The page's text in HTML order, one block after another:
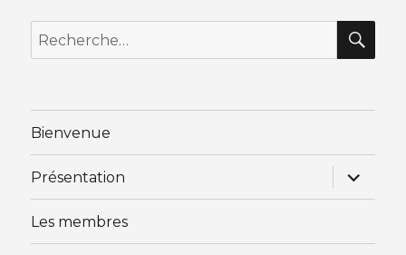
Recherche
pour
Bienvenue
Présentation
ouvrir
le
sous-
Les membres